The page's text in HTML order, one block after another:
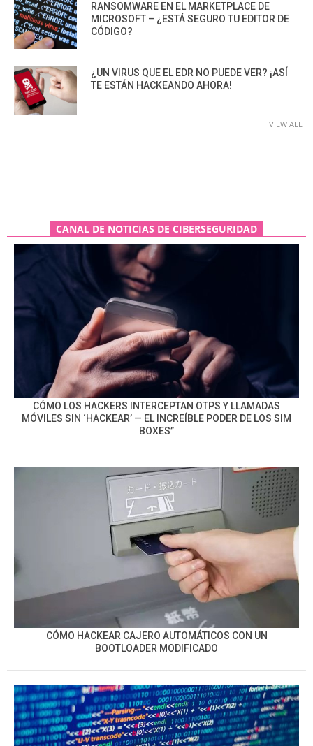
RANSOMWARE EN EL MARKETPLACE DE
MICROSOFT – ¿ESTÁ SEGURO TU EDITOR DE
CÓDIGO?
¿UN VIRUS QUE EL EDR NO PUEDE VER? ¡ASÍ
TE ESTÁN HACKEANDO AHORA!
VIEW ALL
CANAL DE NOTICIAS DE CIBERSEGURIDAD
CÓMO LOS HACKERS INTERCEPTAN OTPS Y LLAMADAS
MÓVILES SIN ‘HACKEAR’ — EL INCREÍBLE PODER DE LOS SIM
BOXES”
CÓMO HACKEAR CAJERO AUTOMÁTICOS CON UN
BOOTLOADER MODIFICADO